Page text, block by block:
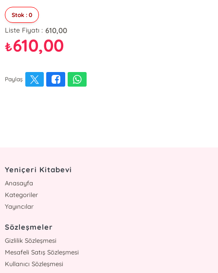
Stok : 0
Liste Fiyatı : 610,00
₺610,00
Paylaş
Yeniçeri Kitabevi
Anasayfa
Kategoriler
Yayıncılar
Sözleşmeler
Gizlilik Sözleşmesi
Mesafeli Satış Sözleşmesi
Kullanıcı Sözleşmesi